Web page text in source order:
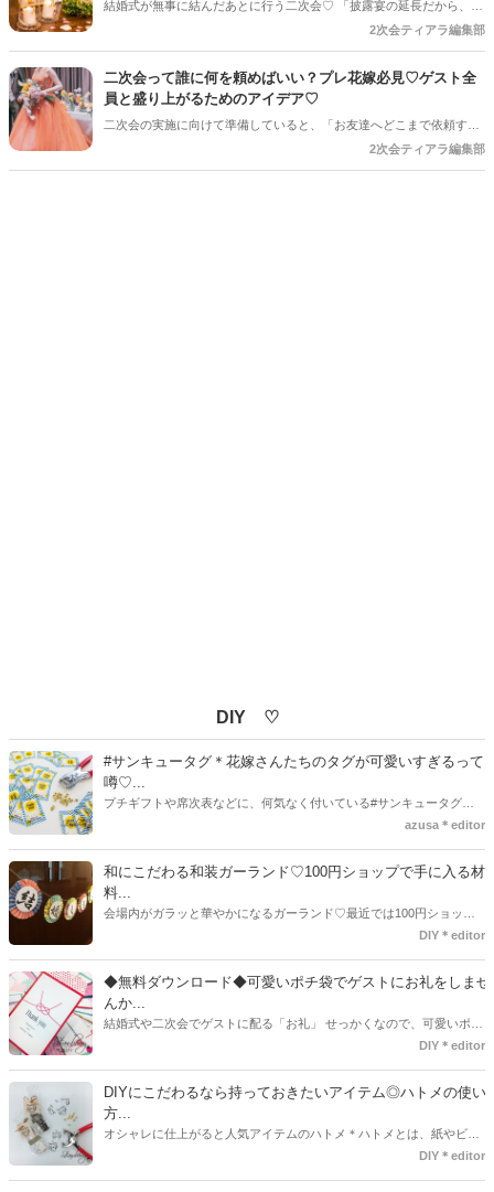
「主賓の挨拶」についての基本的な知識やお願いする相手の選び方、
結婚式が無事に結んだあとに行う二次会♡ 「披露宴の延長だから、あ
まり準備しなくても大丈夫」と思っていませんか？ 実は、少しアイデ
になります♪ 結婚式とは違った雰囲気でゲストとゆっくり楽しめるの
も二次会ならではの魅力＊ 今回は、二次会をもっと可愛く、おふたり
らしく楽しむためのアイデアをご紹介します♡
2次会ティアラ編集部
二次会って誰に何を頼めばいい？プレ花嫁必見♡ゲスト全
員と盛り上がるためのアイデア♡
二次会の実施に向けて準備していると、「お友達へどこまで依頼する
のか」と悩まれている花嫁さんを多く見かけます◎ 「二次会の幹事を
2次会ティアラ編集部
DIY ♡
#サンキュータグ＊花嫁さんたちのタグが可愛いすぎるって
噂♡...
プチギフトや席次表などに、何気なく付いている#サンキュータグ実
はほとんどの花嫁さんが手作りしてるってご存知でしたか！？あるの
ま、付いてた方が断然可愛い♡そんなプレ花嫁さんたちの#サンキュー
タグアイデア、探してみました♪
azusa＊editor
和にこだわる和装ガーランド♡100円ショップで手に入る材
料...
会場内がガラッと華やかになるガーランド♡最近では100円ショップ
で既に完成された物が販売されていたり、ネット上でダウンロードし
す。ダウンロードしたデザインを印刷する紙をこだわるプレ花嫁さん
も・・・♡紙質や柄などでガラッと印象が変わりますよね♪
DIY＊editor
◆無料ダウンロード◆可愛いポチ袋でゲストにお礼をしませ
んか...
結婚式や二次会でゲストに配る「お礼」 せっかくなので、可愛いポチ
袋で用意しませんか？今回の記事では無料でダウンロードできるデザ
ください。いつもStrawberryを読んで頂いているプレ花嫁さんのお手
伝いが少しでも出来れば嬉しいです♡
DIY＊editor
DIYにこだわるなら持っておきたいアイテム◎ハトメの使い
方...
オシャレに仕上がると人気アイテムのハトメ＊ハトメとは、紙やビニ
ールなどに開けた穴につける金具のことでサイズが幅広く揃っていま
DIY＊editor